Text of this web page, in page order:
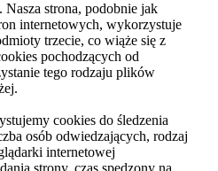
strona, podobnie jak
internetowych, wykorzystuje
trzecie, co wiąże się z
pochodzących od
tego rodzaju plików
cookies do śledzenia
osób odwiedzających, rodzaj
internetowej
strony, czas spędzony na